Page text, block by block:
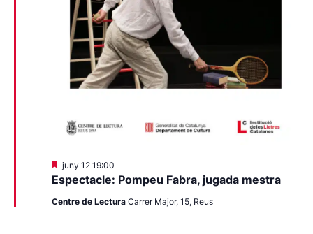
Espectacle: Pompeu Fabra, jugada mestra
Destacats
juny 12 19:00
Centre de Lectura Carrer Major, 15, Reus